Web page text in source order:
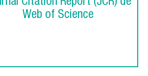
Web of Science